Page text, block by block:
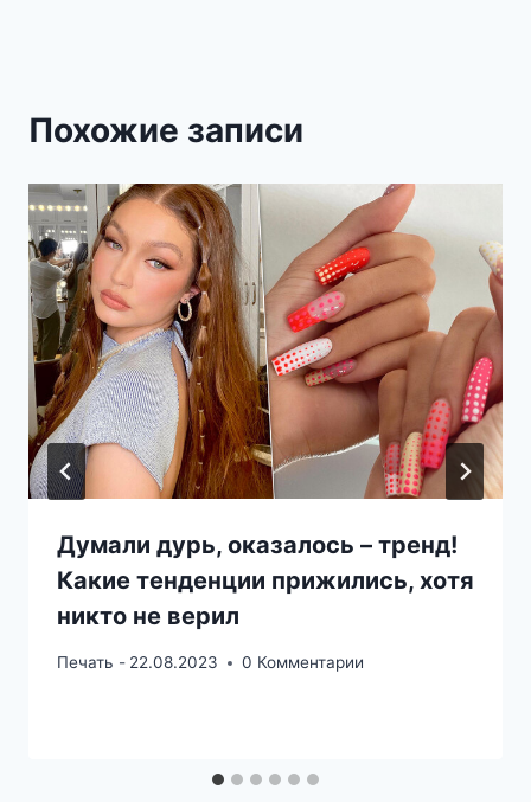
Похожие записи
Думали дурь, оказалось – тренд!
Какие тенденции прижились, хотя
никто не верил
Печать - 22.08.2023 0 Комментарии